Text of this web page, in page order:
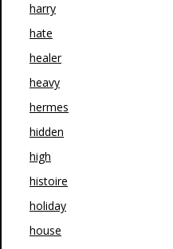
harry
hate
healer
heavy
hermes
hidden
high
histoire
holiday
house